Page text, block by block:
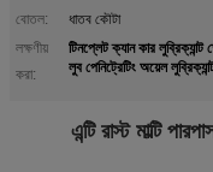
বোতল:
ধাতব কৌটা
লক্ষণীয়
করা:
টিনপ্লেট ক্যান কার লুব্রিক্যান্ট
লুব পেনিট্রেটিং অয়েল
এন্টি রাস্ট মাল্টি